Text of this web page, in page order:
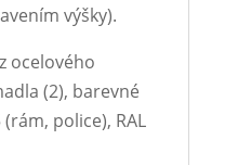
výšky).
ocelového
(2), barevné
police), RAL